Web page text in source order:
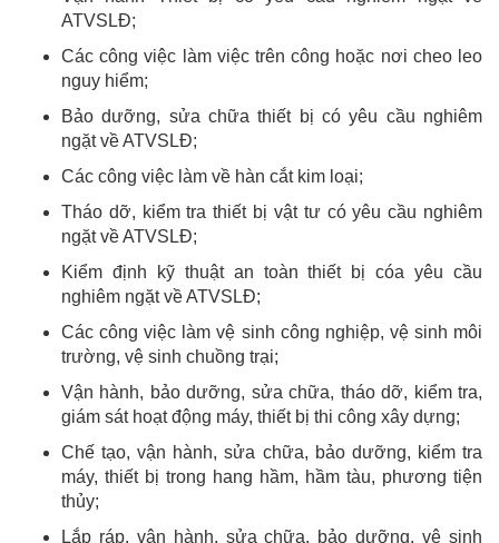
ATVSLĐ;
Các công việc làm việc trên công hoặc nơi cheo leo
nguy hiểm;
Bảo dưỡng, sửa chữa thiết bị có yêu cầu nghiêm
ngặt về ATVSLĐ;
Các công việc làm về hàn cắt kim loại;
Tháo dỡ, kiểm tra thiết bị vật tư có yêu cầu nghiêm
ngặt về ATVSLĐ;
Kiểm định kỹ thuật an toàn thiết bị cóa yêu cầu
nghiêm ngặt về ATVSLĐ;
Các công việc làm vệ sinh công nghiệp, vệ sinh môi
trường, vệ sinh chuồng trại;
Vận hành, bảo dưỡng, sửa chữa, tháo dỡ, kiểm tra,
giám sát hoạt động máy, thiết bị thi công xây dựng;
Chế tạo, vận hành, sửa chữa, bảo dưỡng, kiểm tra
máy, thiết bị trong hang hầm, hầm tàu, phương tiện
thủy;
Lắp ráp, vận hành, sửa chữa, bảo dưỡng, vệ sinh